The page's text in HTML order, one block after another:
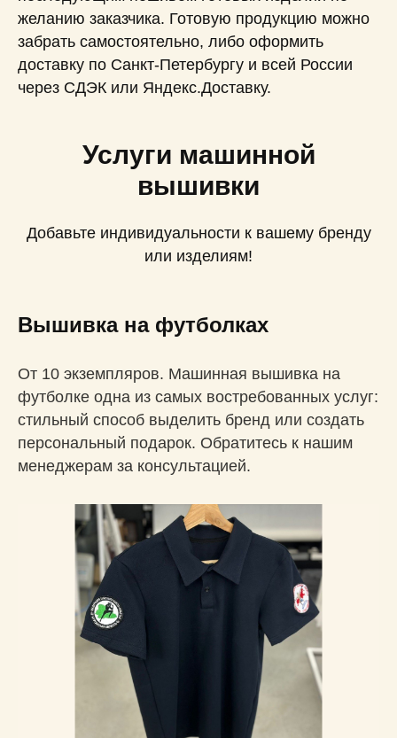
желанию заказчика. Готовую продукцию можно
забрать самостоятельно, либо оформить
доставку по Санкт-Петербургу и всей России
через СДЭК или Яндекс.Доставку.
Услуги машинной
вышивки
Добавьте индивидуальности к вашему бренду
или изделиям!
Вышивка на футболках
От 10 экземпляров. Машинная вышивка на
футболке одна из самых востребованных услуг:
стильный способ выделить бренд или создать
персональный подарок. Обратитесь к нашим
менеджерам за консультацией.